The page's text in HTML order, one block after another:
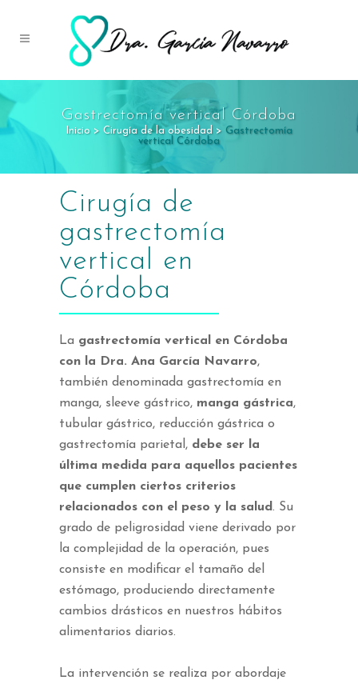
Gastrectomía vertical Córdoba
Inicio > Cirugía de la obesidad > Gastrectomía
vertical Córdoba
Cirugía de
gastrectomía
vertical en
Córdoba
La gastrectomía vertical en Córdoba
con la Dra. Ana García Navarro,
también denominada gastrectomía en
manga, sleeve gástrico, manga gástrica,
tubular gástrico, reducción gástrica o
gastrectomía parietal, debe ser la
última medida para aquellos pacientes
que cumplen ciertos criterios
relacionados con el peso y la salud. Su
grado de peligrosidad viene derivado por
la complejidad de la operación, pues
consiste en modificar el tamaño del
estómago, produciendo directamente
cambios drásticos en nuestros hábitos
alimentarios diarios.
La intervención se realiza por abordaje